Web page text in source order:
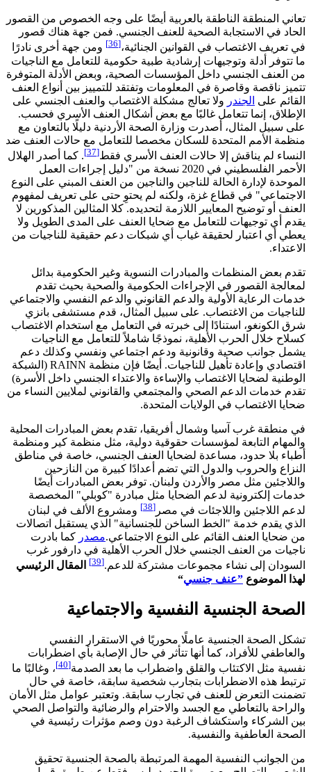
تعاني المنطقة الناطقة بالعربية أيضًا على وجه الخصوص من القصور
الحاد في الاستجابة الصحية للعنف الجنسي. فمن جهة هناك قصور
في تعريف الاغتصاب في القوانين الجنائية،[36]
ومن جهة أخرى نادرًا
ما تتوفر أدلة وتوجيهات إرشادية طبية حكومية للتعامل مع الناجيات
من العنف الجنسي داخل المؤسسات الصحية، وبعض الأدلة المتوفرة
تتميز ناقصة وقاصرة في المعلومات وتفتقد للتمييز بين أنواع العنف
القائم على الجندر ولا تعالج مشكلة الاغتصاب والعنف الجنسي على
الإطلاق، إنما تتعامل غالبًا مع بعض أشكال العنف الأسري فحسب.
على سبيل المثال، أصدرت وزارة الصحة الأردنية دليلًا بالتعاون مع
منظمة الأمم المتحدة للسكان مخصصا للتعامل مع حالات العنف ضد
النساء لم يناقش إلا حالات العنف الأسري فقط[37]
. كما أصدر الهلال
الأحمر الفلسطيني في 2020 نسخة من "دليل إجراءات العمل
الموحدة لإدارة الحالة للناجين والناجين من العنف المبني على النوع
الاجتماعي" في قطاع غزة، ولكنه لم يحتوِ حتى على تعريف لمفهوم
العنف أو توضيح المعايير اللازمة لتحديده. كلا المثالين المذكورين لا
يقدم أي توجيهات للتعامل مع ضحايا العنف على المدى الطويل ولا
يعطي أي اعتبار لحقيقة غياب أي شبكات دعم حقيقية للناجيات من
الاعتداء.
تقدم بعض المنظمات والمبادرات النسوية وغير الحكومية بدائل
لمعالجة القصور في الإجراءات الحكومية والصحية بحيث تقدم
خدمات الرعاية الأولية والدعم القانوني والدعم النفسي والاجتماعي
للناجيات من الاغتصاب. على سبيل المثال، قدم مستشفى بانزي
شرق الكونغو، استنادًا إلى خبرته في التعامل مع استخدام الاغتصاب
كسلاح خلال الحرب الأهلية، نموذجًا شاملاً للتعامل مع الناجيات
يشمل جوانب صحية وقانونية ودعم اجتماعي ونفسي وكذلك دعم
اقتصادي وإعادة تأهيل للناجيات. أيضًا فإن منظمة RAINN (الشبكة
الوطنية لضحايا الاغتصاب والإساءة والاعتداء الجنسي داخل الأسرة)
تقدم خدمات الدعم الصحي والمجتمعي والقانوني لملايين النساء من
ضحايا الاغتصاب في الولايات المتحدة.
في منطقة غرب آسيا وشمال أفريقيا، تقدم بعض المبادرات المحلية
والمهام التابعة لمؤسسات حقوقية دولية، مثل منظمة كير ومنظمة
أطباء بلا حدود، مساعدة لضحايا العنف الجنسي، خاصة في مناطق
النزاع والحروب والدول التي تضم أعدادًا كبيرة من النازحين
واللاجئين مثل مصر والأردن ولبنان. توفر بعض المبادرات أيضًا
خدمات إلكترونية لدعم الضحايا مثل مبادرة "كوبلي" المخصصة
لدعم اللاجئين واللاجئات في مصر [38]
ومشروع الألف في لبنان
الذي يقدم خدمة "الخط الساخن للجنسانية" الذي يستقبل اتصالات
من ضحايا العنف القائم على النوع الاجتماعي.مصدر كما بادرت
ناجيات من العنف الجنسي خلال الحرب الأهلية في دارفور غرب
السودان إلى نشاء مجموعات مشتركة للدعم.[39]
المقال الرئيسي
لهذا الموضوع ”عنف جنسي“
الصحة الجنسية النفسية والاجتماعية
تشكل الصحة الجنسية عاملًا محوريًا في الاستقرار النفسي
والعاطفي للأفراد، كما أنها تتأثر في حال الإصابة بأي اضطرابات
نفسية مثل الاكتئاب والقلق واضطراب ما بعد الصدمة[40]
، وغالبًا ما
ترتبط هذه الاضطرابات بتجارب شخصية سابقة، خاصة في حال
تضمنت التعرض للعنف في تجارب سابقة. وتعتبر عوامل مثل الأمان
والراحة بالتعاطي مع الجسد والاحترام والرضائية والتواصل الصحي
بين الشركاء واستكشاف الرغبة دون وصم مؤثرات رئيسية في
الصحة العاطفية والنفسية.
من الجوانب النفسية المهمة المرتبطة بالصحة الجنسية تحقيق